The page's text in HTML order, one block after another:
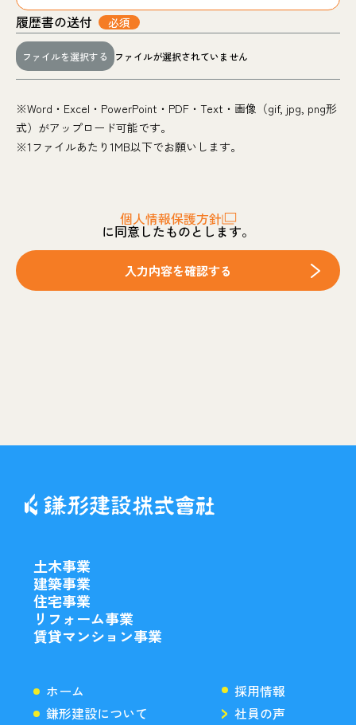
履歴書の送付 必須
ファイルを選択する ファイルが選択されていません
※Word・Excel・PowerPoint・PDF・Text・画像（gif, jpg, png形
式）がアップロード可能です。
※1ファイルあたり1MB以下でお願いします。
個人情報保護方針
に同意したものとします。
入力内容を確認する
土木事業
建築事業
住宅事業
リフォーム事業
賃貸マンション事業
ホーム
鎌形建設について
採用情報
社員の声